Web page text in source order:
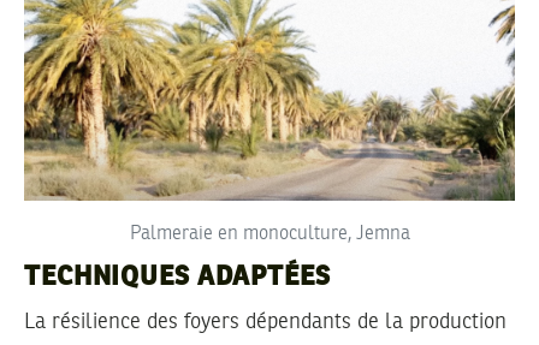
Palmeraie en monoculture, Jemna
TECHNIQUES ADAPTÉES
La résilience des foyers dépendants de la production